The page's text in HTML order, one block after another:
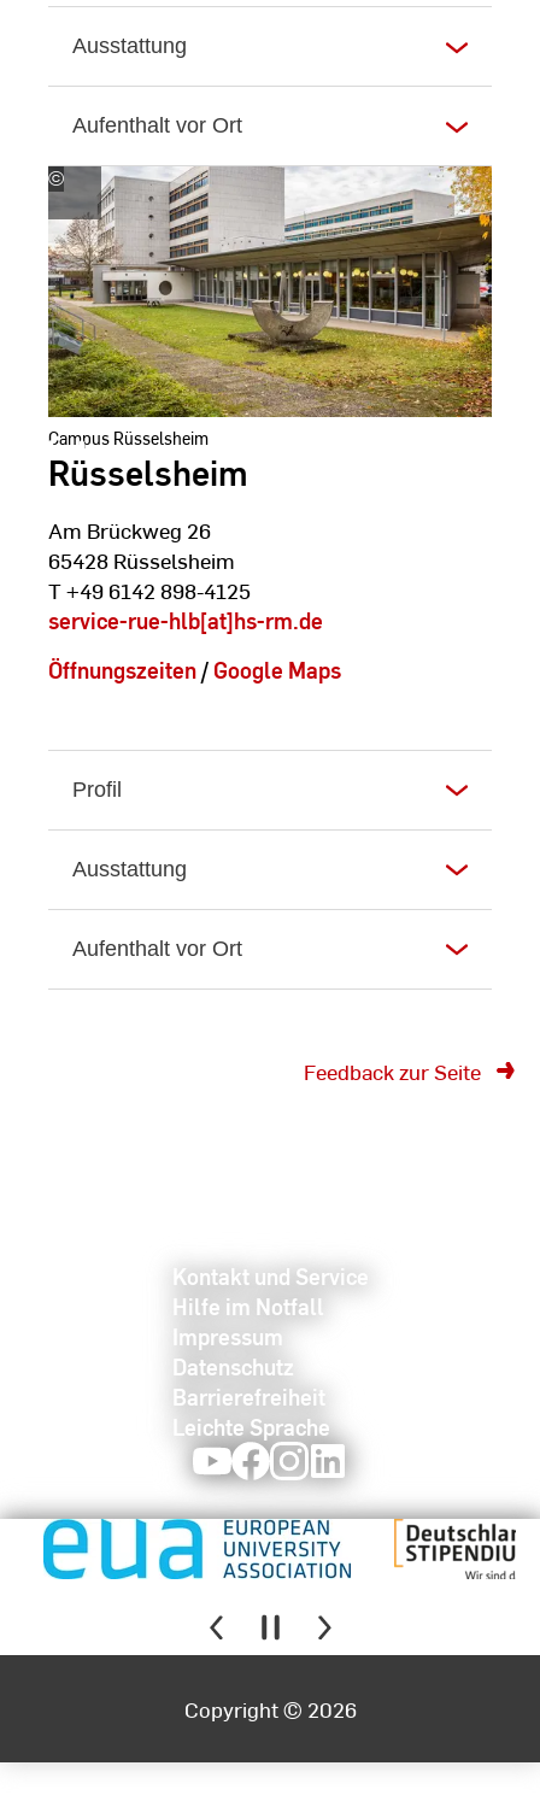
Ausstattung
Aufenthalt vor Ort
©
Andreas
Schlote
Campus Rüsselsheim
Rüsselsheim
Am Brückweg 26
65428 Rüsselsheim
T +49 6142 898-4125
service-rue-hlb[at]hs-rm.de
Öffnungszeiten / Google Maps
Profil
Ausstattung
Aufenthalt vor Ort
Feedback zur Seite
Kontakt und Service
Hilfe im Notfall
Impressum
Datenschutz
Barrierefreiheit
Leichte Sprache
YoutubeFacebookInstagram
Copyright © 2026